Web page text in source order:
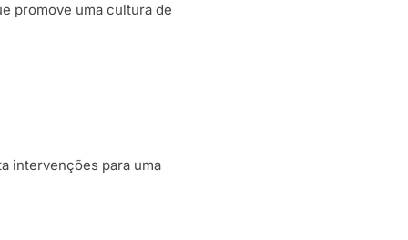
promove uma cultura de
intervenções para uma